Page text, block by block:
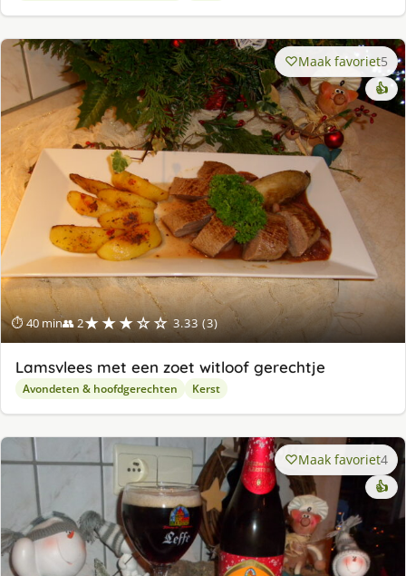
⏱ 40 min👥 2★★★☆☆ 3.33 (3)
Maak favoriet5
👍
Lamsvlees met een zoet witloof gerechtje
Avondeten & hoofdgerechten Kerst
Maak favoriet4
👍